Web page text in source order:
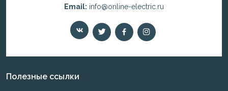
Email: info@online-electric.ru
Полезные ссылки